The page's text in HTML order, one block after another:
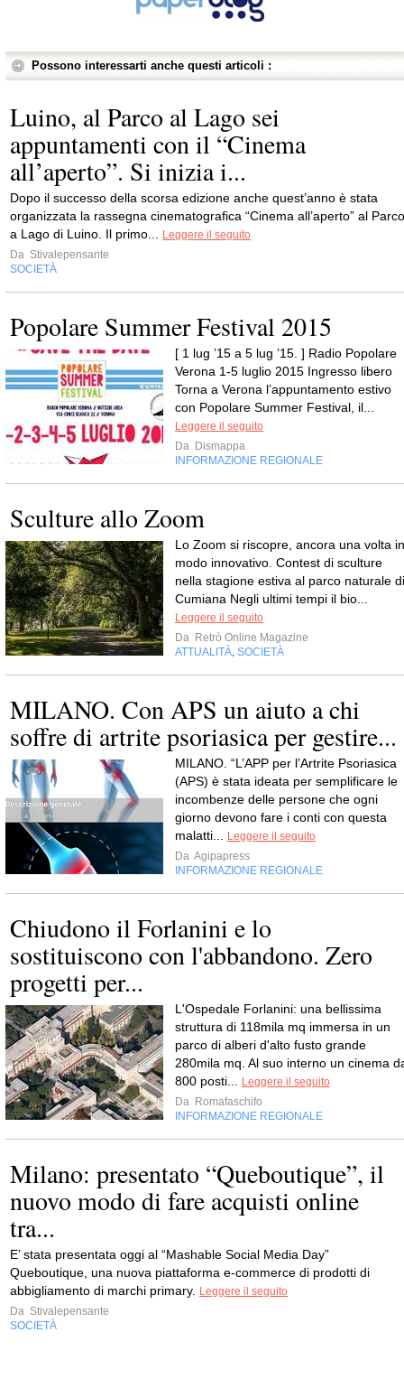
Possono interessarti anche questi articoli :
Luino, al Parco al Lago sei
appuntamenti con il “Cinema
all’aperto”. Si inizia i...
Dopo il successo della scorsa edizione anche quest’anno è stata
organizzata la rassegna cinematografica “Cinema all’aperto” al Parco
a Lago di Luino. Il primo...
Leggere il seguito
Da Stivalepensante
SOCIETÀ
Popolare Summer Festival 2015
[ 1 lug ’15 a 5 lug ’15. ] Radio Popolare
Verona 1-5 luglio 2015 Ingresso libero
Torna a Verona l’appuntamento estivo
con Popolare Summer Festival, il...
Leggere il seguito
Da Dismappa
INFORMAZIONE REGIONALE
Sculture allo Zoom
Lo Zoom si riscopre, ancora una volta in
modo innovativo. Contest di sculture
nella stagione estiva al parco naturale di
Cumiana Negli ultimi tempi il bio...
Leggere il seguito
Da Retrò Online Magazine
ATTUALITÀ SOCIETÀ
MILANO. Con APS un aiuto a chi
soffre di artrite psoriasica per gestire...
MILANO. “L’APP per l’Artrite Psoriasica
(APS) è stata ideata per semplificare le
incombenze delle persone che ogni
giorno devono fare i conti con questa
malatti...
Leggere il seguito
Da Agipapress
INFORMAZIONE REGIONALE
Chiudono il Forlanini e lo
sostituiscono con l'abbandono. Zero
progetti per...
L'Ospedale Forlanini: una bellissima
struttura di 118mila mq immersa in un
parco di alberi d'alto fusto grande
280mila mq. Al suo interno un cinema
800 posti...
Leggere il seguito
Da Romafaschifo
INFORMAZIONE REGIONALE
Milano: presentato “Queboutique”, il
nuovo modo di fare acquisti online
tra...
E’ stata presentata oggi al “Mashable Social Media Day”
Queboutique, una nuova piattaforma e-commerce di prodotti di
abbigliamento di marchi primary.
Leggere il seguito
Da Stivalepensante
SOCIETÀ